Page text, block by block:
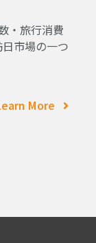
・旅行消費
市場の一つ
More